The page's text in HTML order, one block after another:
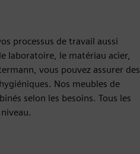
processus de travail aussi
laboratoire, le matériau acier,
vous pouvez assurer des
Nos meubles de
selon les besoins. Tous les